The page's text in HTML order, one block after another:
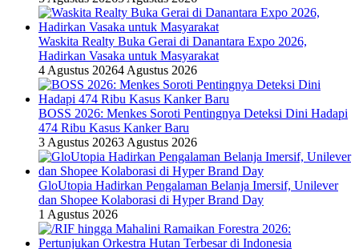
Waskita Realty Buka Gerai di Danantara Expo 2026,
Hadirkan Vasaka untuk Masyarakat
4 Agustus 20264 Agustus 2026
BOSS 2026: Menkes Soroti Pentingnya Deteksi Dini Hadapi
474 Ribu Kasus Kanker Baru
3 Agustus 20263 Agustus 2026
GloUtopia Hadirkan Pengalaman Belanja Imersif, Unilever
dan Shopee Kolaborasi di Hyper Brand Day
1 Agustus 2026